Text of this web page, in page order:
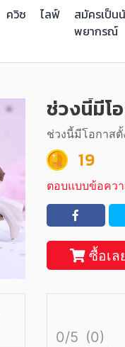
ควิซ ไลฟ์
สมัครเป็น
พยากรณ์
ช่วงนี้มีโ
ช่วงนี้มีโอกาส
19
ตอบแบบข้อคว
ซื้อเล
0/5 (0)